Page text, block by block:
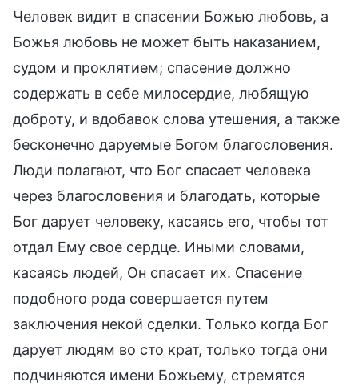
Человек видит в спасении Божью любовь, а
Божья любовь не может быть наказанием,
судом и проклятием; спасение должно
содержать в себе милосердие, любящую
доброту, и вдобавок слова утешения, а также
бесконечно даруемые Богом благословения.
Люди полагают, что Бог спасает человека
через благословения и благодать, которые
Бог дарует человеку, касаясь его, чтобы тот
отдал Ему свое сердце. Иными словами,
касаясь людей, Он спасает их. Спасение
подобного рода совершается путем
заключения некой сделки. Только когда Бог
дарует людям во сто крат, только тогда они
подчиняются имени Божьему, стремятся